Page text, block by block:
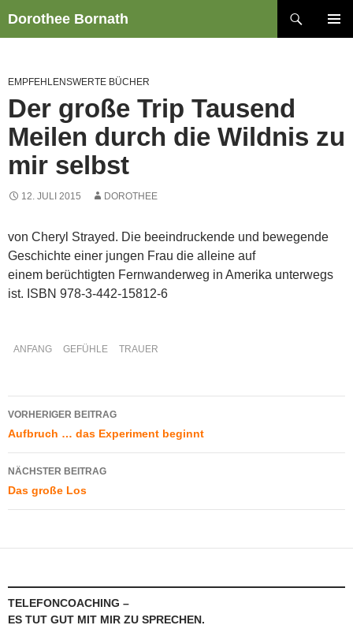
Inhalt
Dorothee Bornath
EMPFEHLENSWERTE BÜCHER
Der große Trip Tausend
Meilen durch die Wildnis zu
mir selbst
12. JULI 2015 DOROTHEE
von Cheryl Strayed. Die beeindruckende und bewegende
Geschichte einer jungen Frau die alleine auf
einem berüchtigten Fernwanderweg in Amerika unterwegs
ist. ISBN 978-3-442-15812-6
ANFANG GEFÜHLE TRAUER
Beitragsnavigation
VORHERIGER BEITRAG
Aufbruch … das Experiment beginnt
NÄCHSTER BEITRAG
Das große Los
TELEFONCOACHING –
ES TUT GUT MIT MIR ZU SPRECHEN.